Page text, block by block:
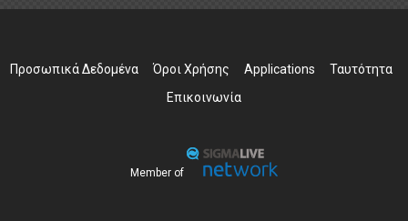
Προσωπικά Δεδομένα Όροι Χρήσης Applications
Ταυτότητα
Επικοινωνία
Member of